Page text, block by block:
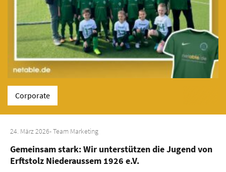
Corporate
24. März 2026- Team Marketing
Gemeinsam stark: Wir unterstützen die Jugend von
Erftstolz Niederaussem 1926 e.V.